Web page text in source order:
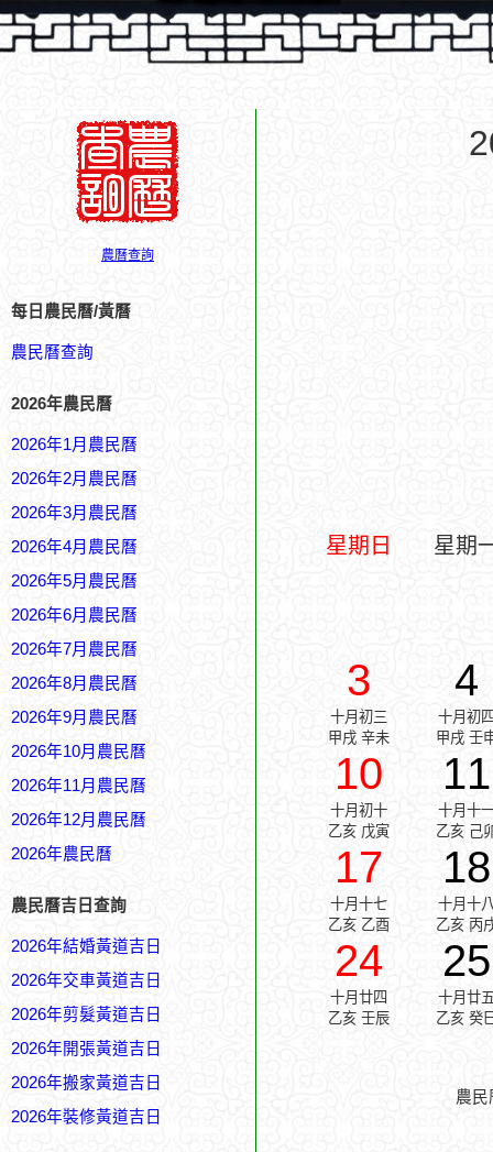
農曆查詢
每日農民曆/黃曆
農民曆查詢
2026年農民曆
2026年1月農民曆
2026年2月農民曆
2026年3月農民曆
2026年4月農民曆
2026年5月農民曆
2026年6月農民曆
2026年7月農民曆
2026年8月農民曆
2026年9月農民曆
2026年10月農民曆
2026年11月農民曆
2026年12月農民曆
2026年農民曆
農民曆吉日查詢
2026年結婚黃道吉日
2026年交車黃道吉日
2026年剪髮黃道吉日
2026年開張黃道吉日
2026年搬家黃道吉日
2026年裝修黃道吉日
星期日 星期
3
十月初三
甲戌 辛未
4
十月初
甲戌 壬
10
十月初十
乙亥 戊寅
11
十月十
乙亥 己
17
十月十七
乙亥 乙酉
18
十月十
乙亥 丙
24
十月廿四
乙亥 壬辰
25
十月廿
乙亥 癸
農